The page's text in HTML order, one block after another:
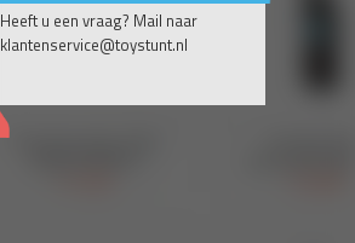
Heeft u een vraag? Mail naar
klantenservice@toystunt.nl